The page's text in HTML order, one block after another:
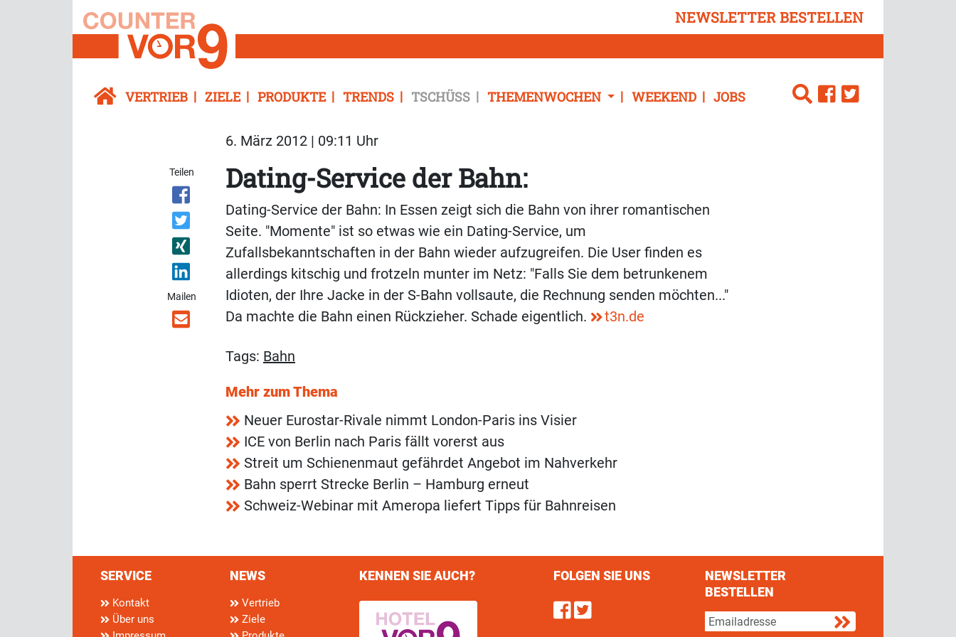
NEWSLETTER BESTELLEN
VERTRIEB ZIELE PRODUKTE TRENDS TSCHÜSS THEMENWOCHEN WEEKEND JOBS
6. März 2012 | 09:11 Uhr
Teilen
Mailen
Dating-Service der Bahn:
Dating-Service der Bahn: In Essen zeigt sich die Bahn von ihrer romantischen
Seite. "Momente" ist so etwas wie ein Dating-Service, um
Zufallsbekanntschaften in der Bahn wieder aufzugreifen. Die User finden es
allerdings kitschig und frotzeln munter im Netz: "Falls Sie dem betrunkenem
Idioten, der Ihre Jacke in der S-Bahn vollsaute, die Rechnung senden möchten..."
Da machte die Bahn einen Rückzieher. Schade eigentlich.
t3n.de
Tags: Bahn
Mehr zum Thema
Neuer Eurostar-Rivale nimmt London-Paris ins Visier
ICE von Berlin nach Paris fällt vorerst aus
Streit um Schienenmaut gefährdet Angebot im Nahverkehr
Bahn sperrt Strecke Berlin – Hamburg erneut
Schweiz-Webinar mit Ameropa liefert Tipps für Bahnreisen
SERVICE
Kontakt
Über uns
NEWS
Vertrieb
Ziele
KENNEN SIE AUCH? FOLGEN SIE UNS
Find us on Facebook
Follow us on Twitter
NEWSLETTER
BESTELLEN